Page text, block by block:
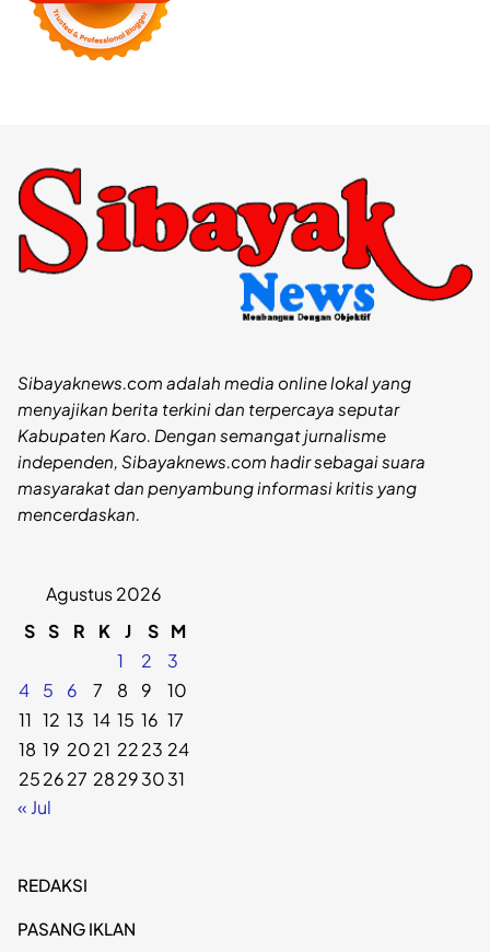
Sibayaknews.com adalah media online lokal yang
menyajikan berita terkini dan terpercaya seputar
Kabupaten Karo. Dengan semangat jurnalisme
independen, Sibayaknews.com hadir sebagai suara
masyarakat dan penyambung informasi kritis yang
mencerdaskan.
Agustus 2026
S S R K J S M
1
2
3
4
5 6 7 8 9
10
11 12 13 14 15 16 17
18 19 2021 2223 24
252627 28293031
« Jul
REDAKSI
PASANG IKLAN